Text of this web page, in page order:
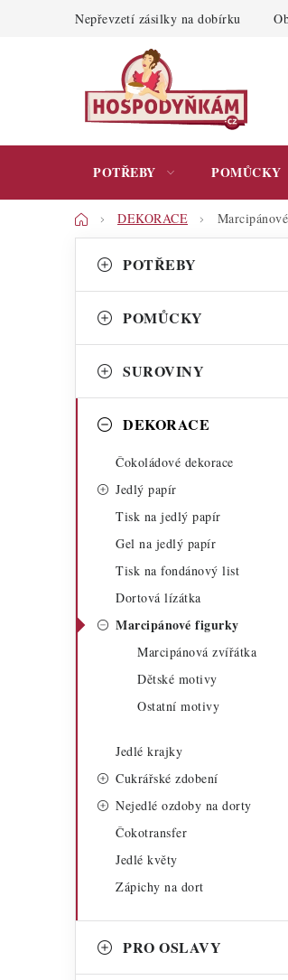
Nepřevzetí zásilky na dobírku
POTŘEBY POMŮCKY
DomůDEKORACE
o
t
r
n
kategorie
a
e
o
POTŘEBY
POMŮCKY
SUROVINY
DEKORACE
Čokoládové dekorace
Jedlý papír
Tisk na jedlý papír
Gel na jedlý papír
Tisk na fondánový list
Dortová lízátka
Marcipánové figurky
Marcipánová zvířátka
Dětské motivy
Ostatní motivy
Jedlé krajky
Cukrářské zdobení
Nejedlé ozdoby na dorty
Čokotransfer
Jedlé květy
Zápichy na dort
PRO OSLAVY